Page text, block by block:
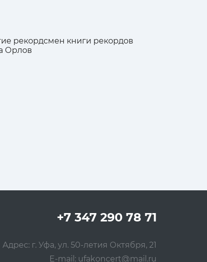
рекордсмен книги рекордов
Орлов
+7 347 290 78 71
Адрес: г. Уфа, ул. 50-летия Октября, 21
E-mail: ufakoncert@mail.ru